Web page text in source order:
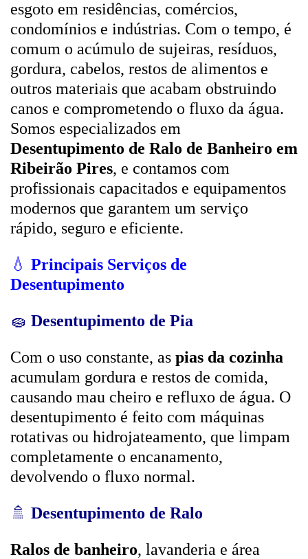
esgoto em residências, comércios,
condomínios e indústrias. Com o tempo, é
comum o acúmulo de sujeiras, resíduos,
gordura, cabelos, restos de alimentos e
outros materiais que acabam obstruindo
canos e comprometendo o fluxo da água.
Somos especializados em
Desentupimento de Ralo de Banheiro em
Ribeirão Pires, e contamos com
profissionais capacitados e equipamentos
modernos que garantem um serviço
rápido, seguro e eficiente.
💧 Principais Serviços de
Desentupimento
🧽 Desentupimento de Pia
Com o uso constante, as pias da cozinha
acumulam gordura e restos de comida,
causando mau cheiro e refluxo de água. O
desentupimento é feito com máquinas
rotativas ou hidrojateamento, que limpam
completamente o encanamento,
devolvendo o fluxo normal.
🚿 Desentupimento de Ralo
Ralos de banheiro, lavanderia e área